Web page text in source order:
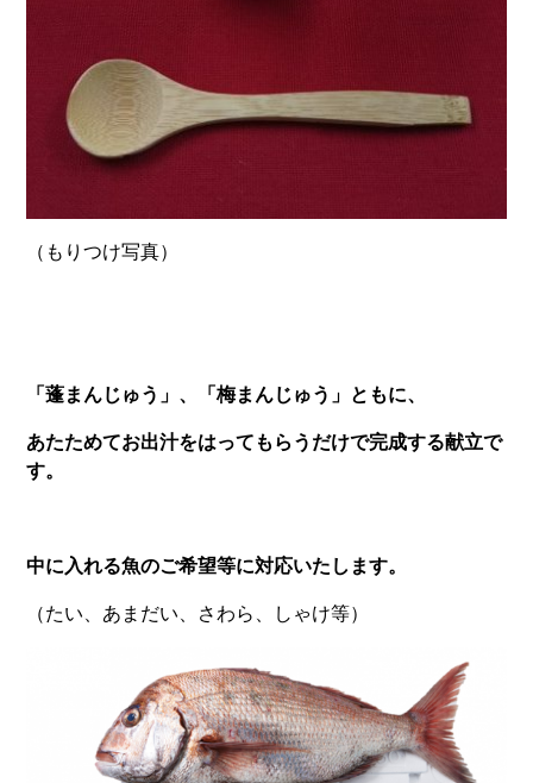
（もりつけ写真）
「蓬まんじゅう」、「梅まんじゅう」ともに、
あたためてお出汁をはってもらうだけで完成する献立で
す。
中に入れる魚のご希望等に対応いたします。
（たい、あまだい、さわら、しゃけ等）